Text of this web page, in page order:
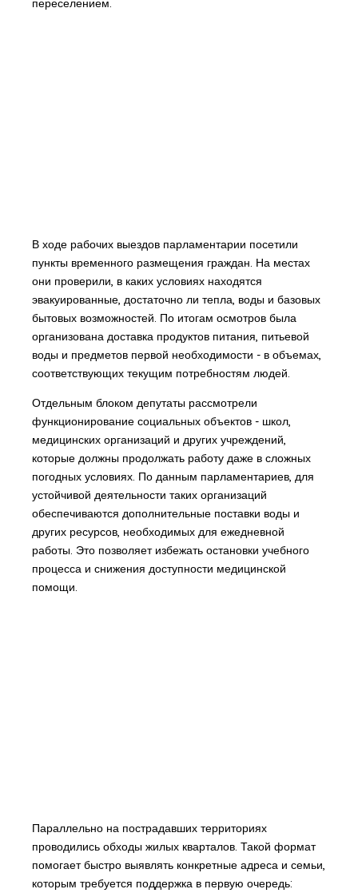
переселением.
В ходе рабочих выездов парламентарии посетили
пункты временного размещения граждан. На местах
они проверили, в каких условиях находятся
эвакуированные, достаточно ли тепла, воды и базовых
бытовых возможностей. По итогам осмотров была
организована доставка продуктов питания, питьевой
воды и предметов первой необходимости - в объемах,
соответствующих текущим потребностям людей.
Отдельным блоком депутаты рассмотрели
функционирование социальных объектов - школ,
медицинских организаций и других учреждений,
которые должны продолжать работу даже в сложных
погодных условиях. По данным парламентариев, для
устойчивой деятельности таких организаций
обеспечиваются дополнительные поставки воды и
других ресурсов, необходимых для ежедневной
работы. Это позволяет избежать остановки учебного
процесса и снижения доступности медицинской
помощи.
Параллельно на пострадавших территориях
проводились обходы жилых кварталов. Такой формат
помогает быстро выявлять конкретные адреса и семьи,
которым требуется поддержка в первую очередь: